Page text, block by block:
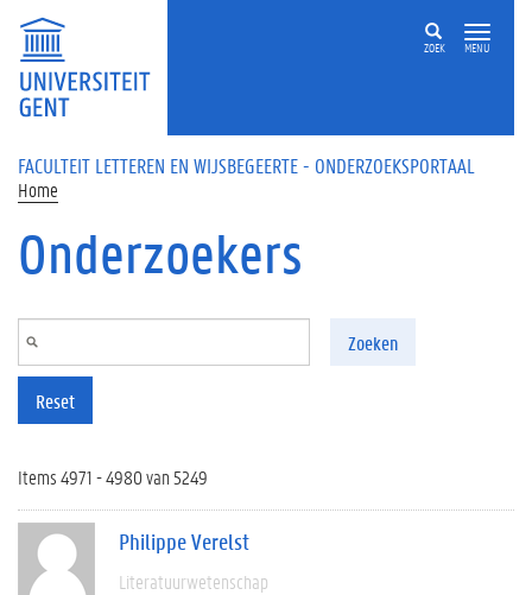
Overslaan en naar de inhoud gaan
ZOEK MENU
FACULTEIT LETTEREN EN WIJSBEGEERTE - ONDERZOEKSPORTAAL
Home
Onderzoekers
Zoeken
Reset
Items 4971 - 4980 van 5249
Philippe Verelst
Literatuurwetenschap